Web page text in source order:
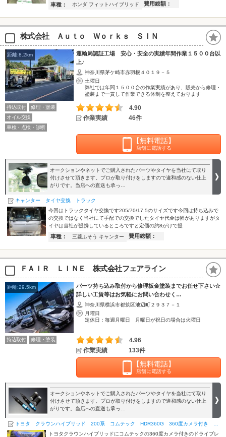
車種： ホンダ フィットハイブリッド 費用総額：
株式会社 Ａｕｔｏ Ｗｏｒｋｓ ＳＩＮ
距離:8.2km
運輸局認証工場 安心・安全の実績年間作業１５００台以
上♪
神奈川県茅ケ崎市赤羽根４０１９－５
土曜日
弊社では年間１５００台の作業実績があり、販売から修理・
塗装まで一貫して作業できる体制を整えております
持込取付
修理・塗装
オイル交換
車検・点検・診断
4.90
作業実績
46件
【無料電話】
店舗に電話する
オークションやネットでご購入されたパーツやタイヤを当社にて取り
付けさせて頂きます。プロが取り付けをしますので違和感のない仕上
がりです。当店への直送も承っ…
キャンター タイヤ交換 トラック
今回はトラックタイヤ交換です205/70/17.5のサイズです今回は持ち込みで
の交換ではなく当社にて手配での交換でしたタイヤ代金は幅がありますがタ
イヤは当社が提携しているところですと定価の約8がけで提
車種： 三菱ふそう キャンター 費用総額：
ＦＡＩＲ ＬＩＮＥ 株式会社フェアライン
距離:29.5km
パーツ持ち込み取付から修理板金塗装までお任せ下さい☆
詳しい工賃等はお気軽にお問い合わせく…
神奈川県横浜市都筑区池辺町２９３７－１
月曜日
定休日：毎週月曜日 月曜日が祝日の場合は火曜日
持込取付 修理・塗装
4.96
作業実績
133件
【無料電話】
店舗に電話する
オークションやネットでご購入されたパーツやタイヤを当社にて取り
付けさせて頂きます。プロが取り付けをしますので違和感のない仕上
がりです。当店への直送も承っ…
トヨタクラウンハイブリッドにコムテックの360度カメラ付きのドライブレ